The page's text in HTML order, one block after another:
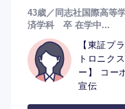
43歳／同志社国際高等
済学科 卒 在学中...
【東証プ
トロニク
ー】 コー
宣伝